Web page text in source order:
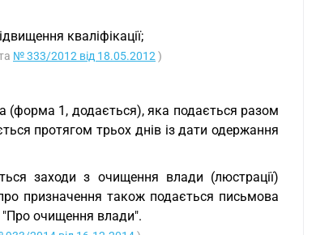
кваліфікації;
№ 333/2012 від 18.05.2012 )
(форма 1, додається), яка подається разом
протягом трьох днів із дати одержання
заходи з очищення влади (люстрації)
призначення також подається письмова
"Про очищення влади".